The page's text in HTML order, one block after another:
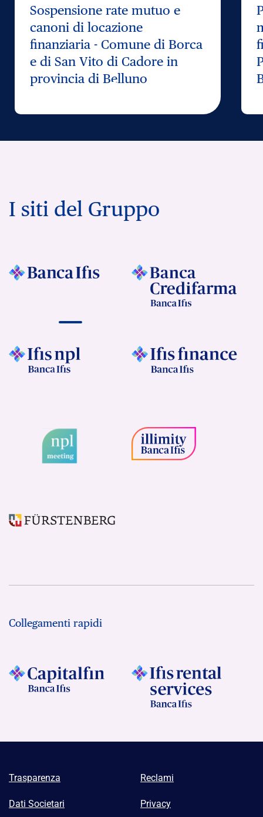
Sospensione rate mutuo e
canoni di locazione
finanziaria - Comune di Borca
e di San Vito di Cadore in
provincia di Belluno
I siti del Gruppo
Collegamenti rapidi
Trasparenza Reclami
Dati Societari Privacy